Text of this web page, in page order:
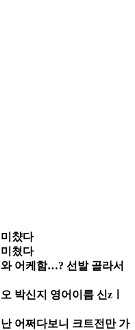
미챴다
미쳤다
와 어케함…? 선발 골라서
오 박신지 영어이름 신zㅣ
난 어쩌다보니 크트전만 가